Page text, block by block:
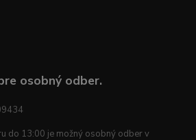
osobný odber.
do 13:00 je možný osobný odber v